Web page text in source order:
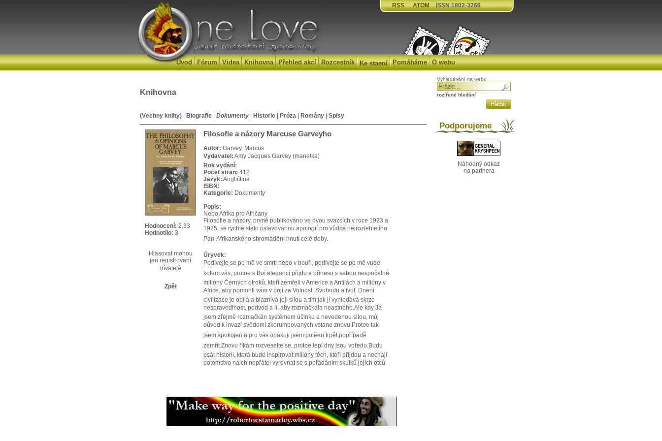
RSS ATOM ISSN 1802-3266
Úvod Fórum Videa Knihovna Přehled akcí Rozcestník Ke staení Pomáháme O webu
Knihovna
(Vechny knihy) Biografie Dokumenty Historie Próza Romány Spisy
Hodnocení: 2,33
Hodnotilo: 3
Hlasovat mohou
jen registrovaní
uívatelé
Zpět
Filosofie a názory Marcuse Garveyho
Autor: Garvey, Marcus
Vydavatel: Amy Jacques Garvey (manelka)
Rok vydání:
Počet stran: 412
Jazyk: Angličtina
ISBN:
Kategorie: Dokumenty
Popis:
Nebo Afrika pro Afričany
Filosofie a názory, prvně publikováno ve dvou svazcích v roce 1923 a
1925, se rychle stalo oslavovanou apologií pro vůdce nejrozlehlejího
Pan-Afrikanského shromádění hnutí celé doby.
Úryvek:
Podívejte se po mě ve smrti nebo v bouři, podívejte se po mě vude
kolem vás, protoe s Boí elegancí přijdu a přinesu s sebou nespočetné
milióny Černých otroků, kteří zemřeli v Americe a Antilách a milióny v
Africe, aby pomohli vám v boji za Volnost, Svobodu a ivot. Dnení
civilizace je opilá a bláznivá její silou a tím jak ji vyhledává skrze
nespravedlnost, podvod a li, aby rozmačkala neastného.Ale kdy Já
jsem zřejmě rozmačkán systémem účinku a nevedenou silou, můj
důvod k invazi svědomí zkorumpovaných vstane znovu.Protoe tak
jsem spokojen a pro vás opakuji jsem potěen trpět popřípadě
zemřít.Znovu říkám rozveselte se, protoe lepí dny jsou vpředu.Budu
psát historii, která bude inspirovat milióny těch, kteří přijdou a nechají
potomstvo naich nepřátel vyrovnat se s pořádáním skutků jejich otců.
Vyhledávání na webu
rozířené hledání
Podporujeme
Náhodný odkaz
na partnera